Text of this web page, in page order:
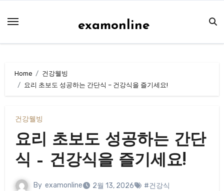
examonline
Home
건강웰빙
요리 초보도 성공하는 간단식 – 건강식을 즐기세요!
건강웰빙
요리 초보도 성공하는 간단
식 – 건강식을 즐기세요!
By examonline 2월 13, 2026 #건강식